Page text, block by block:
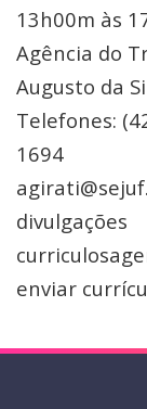
13h00m às
Agência do
Augusto da
Telefones:
1694
divulgações
enviar